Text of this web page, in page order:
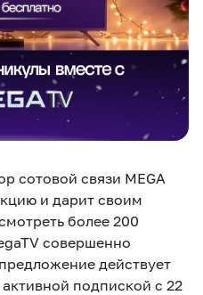
Соц.сети
Работа в MEGA
и
MegaKassa
сотовой связи MEGA
и дарит своим
более 200
совершенно
действует
подпиской с 22